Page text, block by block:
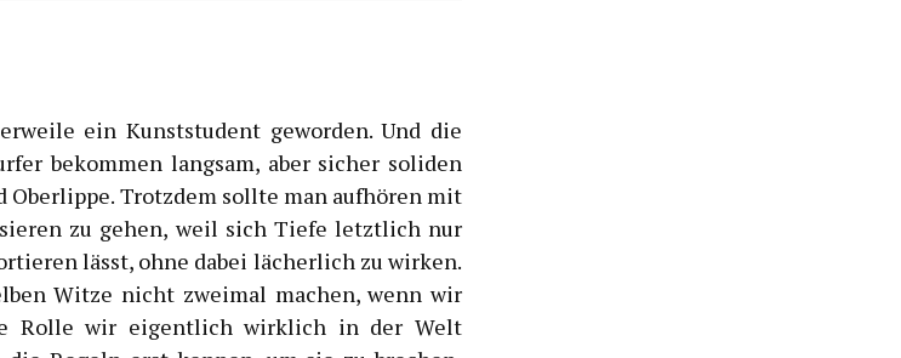
ein Kunststudent geworden. Und die
bekommen langsam, aber sicher soliden
Oberlippe. Trotzdem sollte man aufhören mit
zu gehen, weil sich Tiefe letztlich nur
lässt, ohne dabei lächerlich zu wirken.
Witze nicht zweimal machen, wenn wir
Rolle wir eigentlich wirklich in der Welt